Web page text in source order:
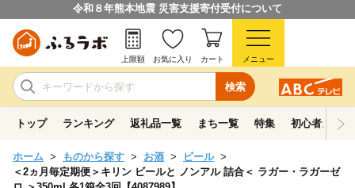
令和８年熊本地震 災害支援寄付受付について
検索
上限額 お気に入り カート メニュー
トップ ランキング 返礼品一覧 まち一覧 特集 初心者ガイド
ホーム ものから探す お酒
ビール
＜2ヵ月毎定期便＞キリン ビールと ノンアル 詰合＜ ラガー・ラガーゼ